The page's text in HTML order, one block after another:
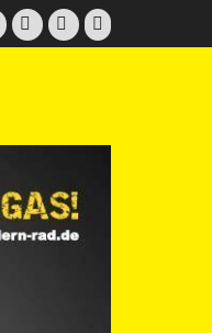
FacebookTwitter E-
Mail
Instagram